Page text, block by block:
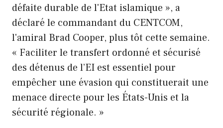
défaite durable de l'Etat islamique », a
déclaré le commandant du CENTCOM,
l'amiral Brad Cooper, plus tôt cette semaine.
« Faciliter le transfert ordonné et sécurisé
des détenus de l’EI est essentiel pour
empêcher une évasion qui constituerait une
menace directe pour les États-Unis et la
sécurité régionale. »